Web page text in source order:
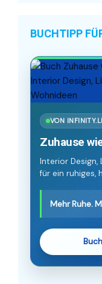
BUCHTIPP
VON
Zuhause
Interior Design,
für ein ruhiges,
Mehr Ruhe.